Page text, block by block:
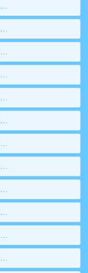
玉泉地质根管,玉泉钢花管,玉泉超前小导管,玉泉边坡支护管,玉泉钢管桩,玉泉隧道注浆管,玉泉管棚管
包头地质根管,包头钢花管,包头超前小导管,包头边坡支护管,包头钢管桩,包头隧道注浆管,包头管棚管
东河地质根管,东河钢花管,东河超前小导管,东河边坡支护管,东河钢管桩,东河隧道注浆管,东河管棚管
青山地质根管,青山钢花管,青山超前小导管,青山边坡支护管,青山钢管桩,青山隧道注浆管,青山管棚管
石拐地质根管,石拐钢花管,石拐超前小导管,石拐边坡支护管,石拐钢管桩,石拐隧道注浆管,石拐管棚管
九原地质根管,九原钢花管,九原超前小导管,九原边坡支护管,九原钢管桩,九原隧道注浆管,九原管棚管
乌海地质根管,乌海钢花管,乌海超前小导管,乌海边坡支护管,乌海钢管桩,乌海隧道注浆管,乌海管棚管
海勃湾地质根管,海勃湾钢花管,海勃湾超前小导管,海勃湾边坡支护管,海勃湾钢管桩,海勃湾隧道注浆管,海勃湾管棚管
赤峰地质根管,赤峰钢花管,赤峰超前小导管,赤峰边坡支护管,赤峰钢管桩,赤峰隧道注浆管,赤峰管棚管
红山地质根管,红山钢花管,红山超前小导管,红山边坡支护管,红山钢管桩,红山隧道注浆管,红山管棚管
元宝山地质根管,元宝山钢花管,元宝山超前小导管,元宝山边坡支护管,元宝山钢管桩,元宝山隧道注浆管,元宝山管棚管
松山地质根管,松山钢花管,松山超前小导管,松山边坡支护管,松山钢管桩,松山隧道注浆管,松山管棚管